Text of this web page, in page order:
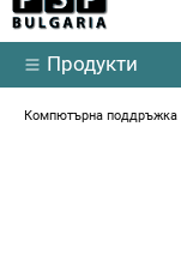
Продукти
Компютърна поддръжка